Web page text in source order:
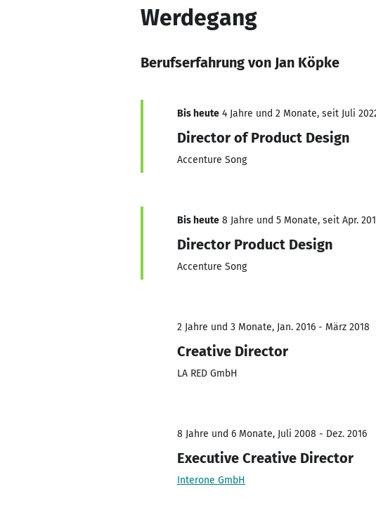
Werdegang
Berufserfahrung von Jan Köpke
Bis heute 4 Jahre und 2 Monate, seit Juli
Director of Product Design
Accenture Song
Bis heute 8 Jahre und 5 Monate, seit Apr.
Director Product Design
Accenture Song
2 Jahre und 3 Monate, Jan. 2016 - März 2018
Creative Director
LA RED GmbH
8 Jahre und 6 Monate, Juli 2008 - Dez. 2016
Executive Creative Director
Interone GmbH